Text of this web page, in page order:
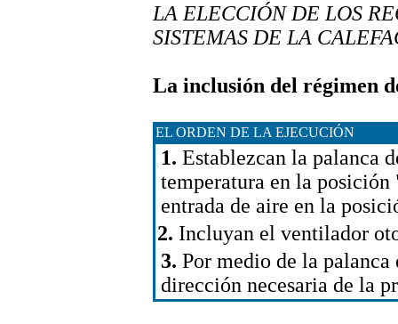
LA ELECCIÓN DE LOS
SISTEMAS DE LA
La inclusión del régimen
EL ORDEN DE LA EJECUCIÓN
1. Establezcan la palanca
temperatura en la
entrada de aire en la
2. Incluyan el ventilador
3. Por medio de la
dirección necesaria de la